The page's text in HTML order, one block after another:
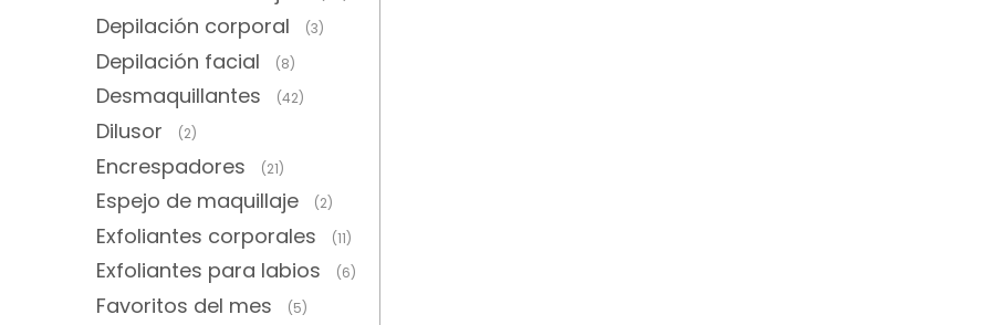
Depilación corporal (3)
Depilación facial (8)
Desmaquillantes (42)
Dilusor (2)
Encrespadores (21)
Espejo de maquillaje (2)
Exfoliantes corporales (11)
Exfoliantes para labios (6)
Favoritos del mes (5)